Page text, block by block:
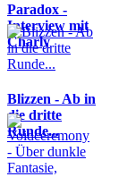
Paradox -
Interview mit
Charly
Blizzen - Ab in
die dritte
Runde...